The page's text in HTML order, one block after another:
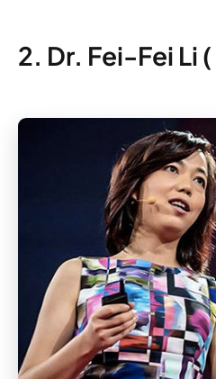
2. Dr. Fei-Fei Li (